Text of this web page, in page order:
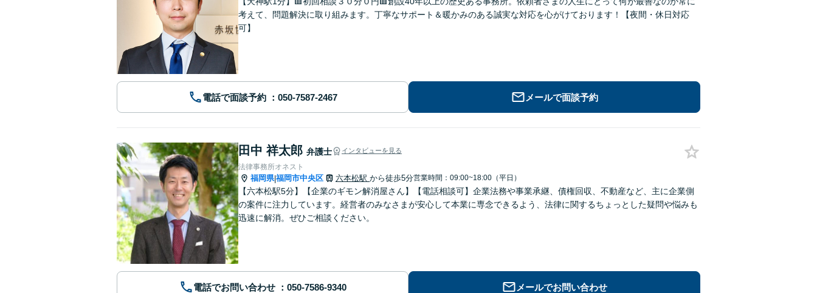
考えて、問題解決に取り組みます。丁寧なサポート＆暖かみのある誠実な対応を心がけております！【夜間・休日対応
可】
電話で面談予約 メールで面談予約
田中 祥太郎 弁護士 インタビューを見る
法律事務所オネスト
福岡県|福岡市中央区 六本松駅 から徒歩5分営業時間：09:00~18:00（平日）
【六本松駅5分】【企業のギモン解消屋さん】【電話相談可】企業法務や事業承継、債権回収、不動産など、主に企業側
の案件に注力しています。経営者のみなさまが安心して本業に専念できるよう、法律に関するちょっとした疑問や悩みも
迅速に解消。ぜひご相談ください。
電話でお問い合わせ メールでお問い合わせ